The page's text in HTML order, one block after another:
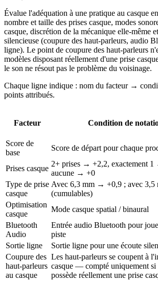
Évalue l'adéquation à une pratique au casque
nombre et taille des prises casque, modes
casque, discrétion de la mécanique elle-même
silencieuse (coupure des haut-parleurs, audio
ligne). Le point de coupure des haut-parleurs
modèles disposant réellement d'une prise
le son ne résout pas le problème du voisinage.
Chaque ligne indique : nom du facteur →
points attribués.
Facteur Condition de
Score de
base
Score de départ pour chaque
Prises casque
2+ prises → +2,2, exactement
aucune → +0
Type de prise
casque
Avec 6,3 mm → +0,9 ; avec
(cumulables)
Optimisation
casque
Mode casque spatial / binaural
Bluetooth
Audio
Entrée audio Bluetooth pour
piste
Sortie ligne
Sortie ligne pour une écoute
Coupure des
haut-parleurs
au casque
Les haut-parleurs se coupent à
casque — compté uniquement si
possède réellement une prise